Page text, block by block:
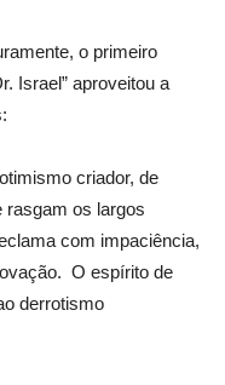
o primeiro
Israel” aproveitou a
criador, de
os largos
com impaciência,
O espírito de
derrotismo